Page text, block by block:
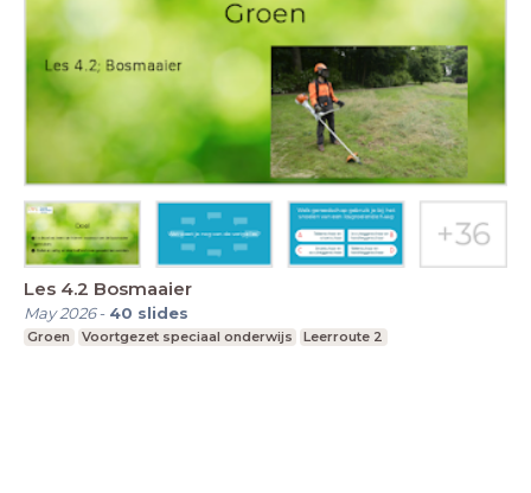
Les 4.2 Bosmaaier
May 2026- 40 slides
Groen Voortgezet speciaal onderwijs Leerroute 2